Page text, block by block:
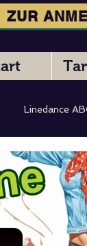
ZUR
Linedance
Moments